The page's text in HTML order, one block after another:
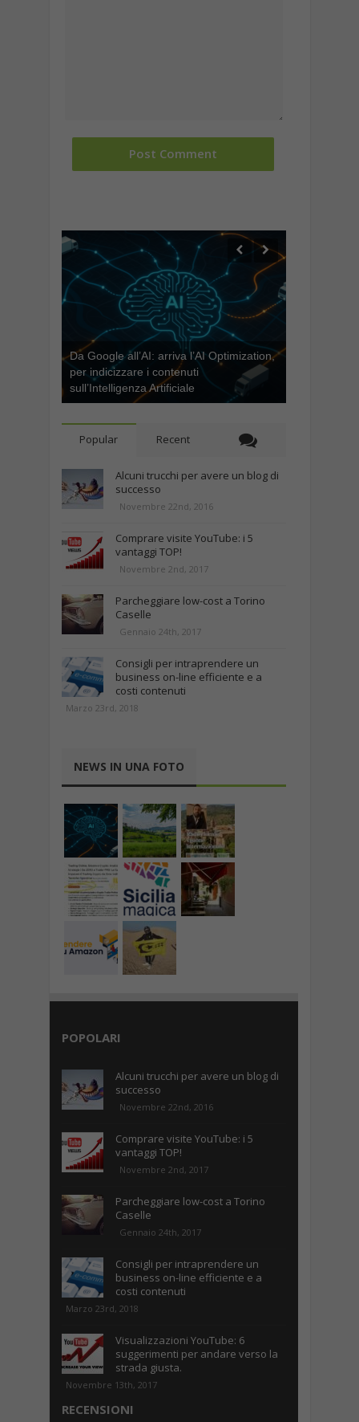
Da Google all’AI: arriva l’AI Optimization,
per indicizzare i contenuti
sull’Intelligenza Artificiale
Popular Recent
Alcuni trucchi per avere un blog di
successo
Novembre 22nd, 2016
Comprare visite YouTube: i 5
vantaggi TOP!
Novembre 2nd, 2017
Parcheggiare low-cost a Torino
Caselle
Gennaio 24th, 2017
Consigli per intraprendere un
business on-line efficiente e a
costi contenuti
Marzo 23rd, 2018
NEWS IN UNA FOTO
POPOLARI
Alcuni trucchi per avere un blog di
successo
Novembre 22nd, 2016
Comprare visite YouTube: i 5
vantaggi TOP!
Novembre 2nd, 2017
Parcheggiare low-cost a Torino
Caselle
Gennaio 24th, 2017
Consigli per intraprendere un
business on-line efficiente e a
costi contenuti
Marzo 23rd, 2018
Visualizzazioni YouTube: 6
suggerimenti per andare verso la
strada giusta.
Novembre 13th, 2017
RECENSIONI